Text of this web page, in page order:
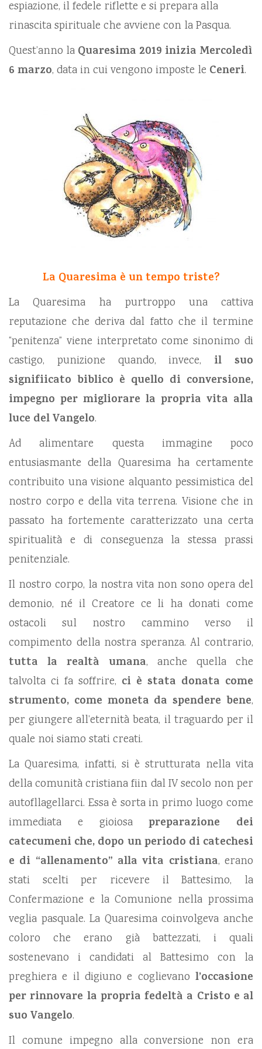
espiazione, il fedele riflette e si prepara alla
rinascita spirituale che avviene con la Pasqua.
Quest’anno la Quaresima 2019 inizia Mercoledì
6 marzo, data in cui vengono imposte le Ceneri.
La Quaresima è un tempo triste?
La Quaresima ha purtroppo una cattiva
reputazione che deriva dal fatto che il termine
“penitenza” viene interpretato come sinonimo di
castigo, punizione quando, invece, il suo
signifiicato biblico è quello di conversione,
impegno per migliorare la propria vita alla
luce del Vangelo.
Ad alimentare questa immagine poco
entusiasmante della Quaresima ha certamente
contribuito una visione alquanto pessimistica del
nostro corpo e della vita terrena. Visione che in
passato ha fortemente caratterizzato una certa
spiritualità e di conseguenza la stessa prassi
penitenziale.
Il nostro corpo, la nostra vita non sono opera del
demonio, né il Creatore ce li ha donati come
ostacoli sul nostro cammino verso il
compimento della nostra speranza. Al contrario,
tutta la realtà umana, anche quella che
talvolta ci fa soff­rire, ci è stata donata come
strumento, come moneta da spendere bene,
per giungere all’eternità beata, il traguardo per il
quale noi siamo stati creati.
La Quaresima, infatti, si è strutturata nella vita
della comunità cristiana fiin dal IV secolo non per
autofllagellarci. Essa è sorta in primo luogo come
immediata e gioiosapreparazione dei
catecumeni che, dopo un periodo di catechesi
e di “allenamento” alla vita cristiana, erano
stati scelti per ricevere il Battesimo, la
Confermazione e la Comunione nella prossima
veglia pasquale. La Quaresima coinvolgeva anche
coloro che erano già battezzati, i quali
sostenevano i candidati al Battesimo con la
preghiera e il digiuno e coglievano l’occasione
per rinnovare la propria fedeltà a Cristo e al
suo Vangelo.
Il comune impegno alla conversione non era